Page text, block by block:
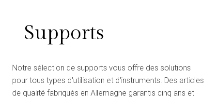
Supports
Notre sélection de supports vous offre des solutions
pour tous types d'utilisation et d'instruments. Des articles
de qualité fabriqués en Allemagne garantis cinq ans et